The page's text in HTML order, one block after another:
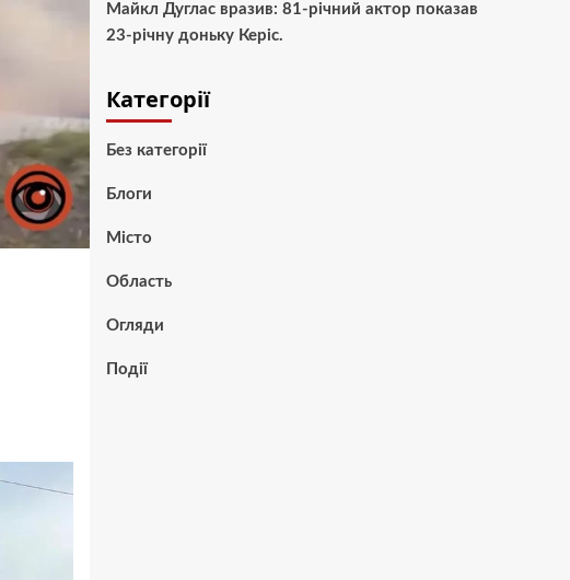
Майкл Дуглас вразив: 81-річний актор показав
23-річну доньку Керіс.
Категорії
Без категорії
Блоги
Місто
Область
Огляди
Події